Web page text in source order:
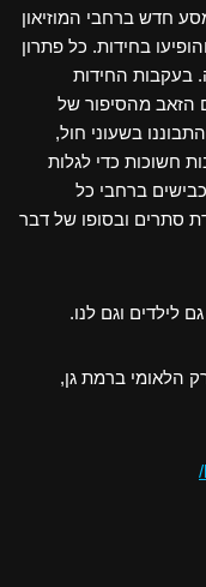
חדש ברחבי המוזיאון
בחידות. כל פתרון
בעקבות החידות
הזאב מהסיפור של
בשעוני חול,
חשוכות כדי לגלות
ברחבי כל
סתרים ובסופו של דבר
לילדים וגם לנו.
הלאומי ברמת גן,